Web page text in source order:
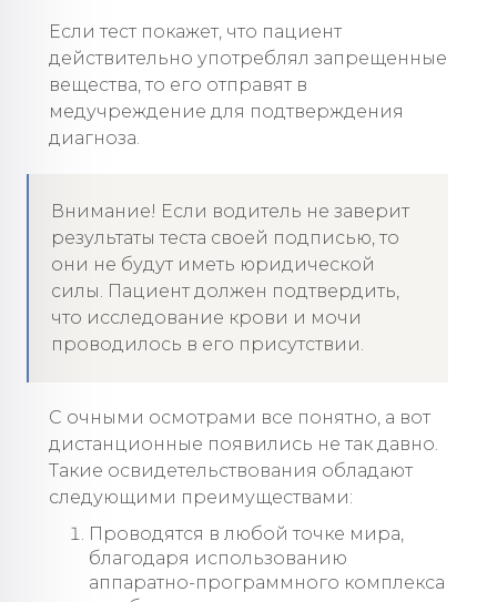
Если тест покажет, что пациент
действительно употреблял запрещенные
вещества, то его отправят в
медучреждение для подтверждения
диагноза.
Внимание! Если водитель не заверит
результаты теста своей подписью, то
они не будут иметь юридической
силы. Пациент должен подтвердить,
что исследование крови и мочи
проводилось в его присутствии.
С очными осмотрами все понятно, а вот
дистанционные появились не так давно.
Такие освидетельствования обладают
следующими преимуществами:
Проводятся в любой точке мира,
благодаря использованию
аппаратно-программного комплекса